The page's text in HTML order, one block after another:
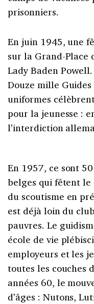
prisonniers.
En juin 1945, une
sur la Grand-Place
Lady Baden Powell.
Douze mille
uniformes
pour la jeunesse :
l’interdiction
En 1957, ce sont
belges qui fêtent
du scoutisme en
est déjà loin du
pauvres. Le
école de vie
employeurs et les
toutes les couches
années 60, le
d’âges : Nutons,